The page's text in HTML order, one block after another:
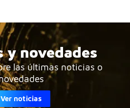
y novedades
las últimas noticias o
Ver noticias